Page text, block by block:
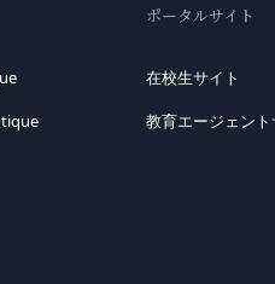
ポータルサイト
在校生サイト
教育エージェント